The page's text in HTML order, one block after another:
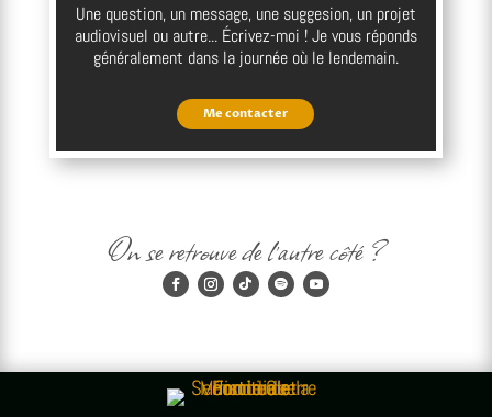
Une question, un message, une suggesion, un projet
audiovisuel ou autre... Écrivez-moi ! Je vous réponds
généralement dans la journée où le lendemain.
Me contacter
On se retrouve de l'autre côté ?